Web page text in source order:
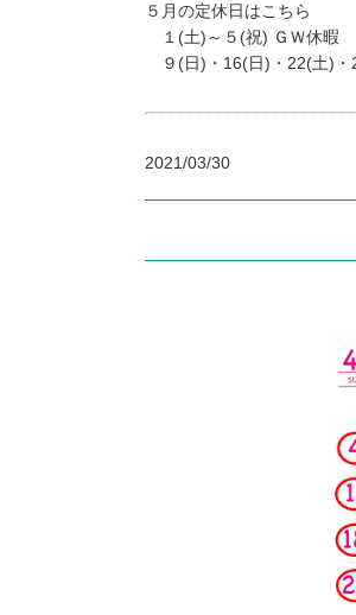
５月の定休日はこちら
１(土)～５(祝) ＧＷ休暇
９(日)・16(日)・22(土)・
2021/03/30